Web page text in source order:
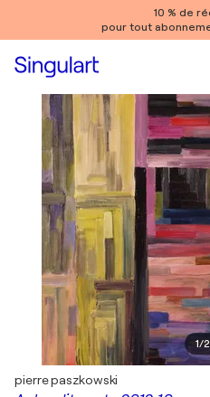
10 % de
pour tout
1/2
pierre paszkowski